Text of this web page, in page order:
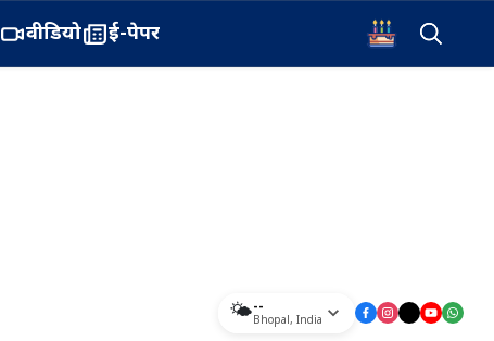
वीडियो ई-पेपर
🌤️--
Bhopal , India